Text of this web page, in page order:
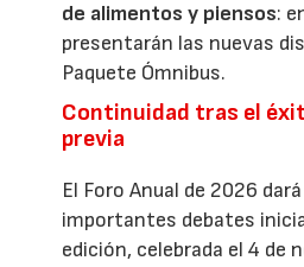
de alimentos y piensos:
presentarán las nuevas
Paquete Ómnibus.
Continuidad tras el
previa
El Foro Anual de 2026
importantes debates
edición, celebrada el 4 de